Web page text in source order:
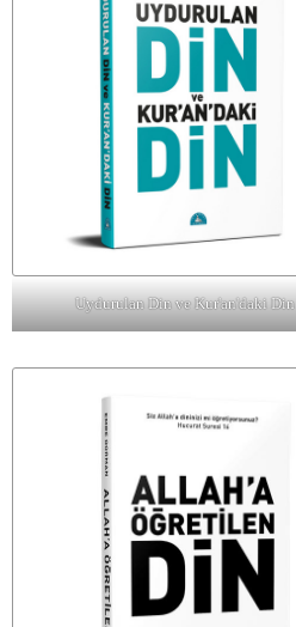
Uydurulan Din ve Kur'an'daki Din